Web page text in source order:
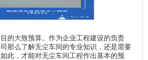
的大致预算。作为企业工程建设的负责
那么了解无尘车间的专业知识，还是需要
此，才能对无尘车间工程作出基本的预